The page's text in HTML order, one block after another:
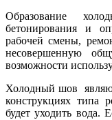
Образование
бетонирования и
рабочей смены,
несовершенную
возможности
Холодный шов
конструкциях типа
будет уходить вода.